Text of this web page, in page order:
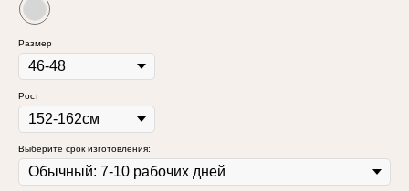
Размер
Рост
Выберите срок изготовления: